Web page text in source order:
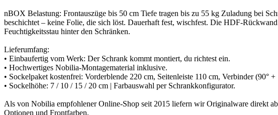
nBOX Belastung: Frontauszüge bis 50 cm Tiefe tragen bis zu 55 kg Zuladung bei
beschichtet – keine Folie, die sich löst. Dauerhaft fest, wischfest. Die HDF-
Feuchtigkeitsstau hinter den Schränken.
Lieferumfang:
• Einbaufertig vom Werk: Der Schrank kommt montiert, du richtest ein.
• Hochwertiges Nobilia-Montagematerial inklusive.
• Sockelpaket kostenfrei: Vorderblende 220 cm, Seitenleiste 110 cm, Verbinder (90° +
• Sockelhöhe: 7 / 10 / 15 / 20 cm | Farbauswahl per Schrankkonfigurator.
Als von Nobilia empfohlener Online-Shop seit 2015 liefern wir Originalware direkt
Optionen und Frontfarben.